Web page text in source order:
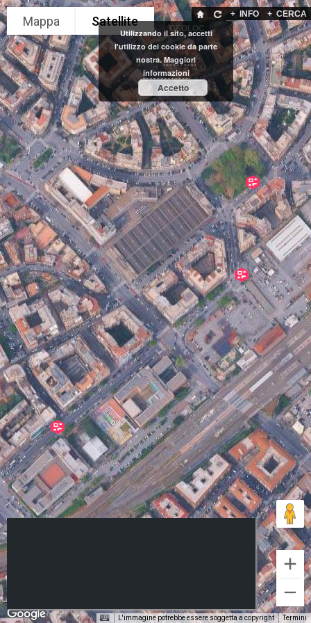
+ CERCA
+ INFO
GEOLOC
Utilizzando il sito, accetti
l'utilizzo dei cookie da parte
nostra.Maggiori
informazioni
Accetto